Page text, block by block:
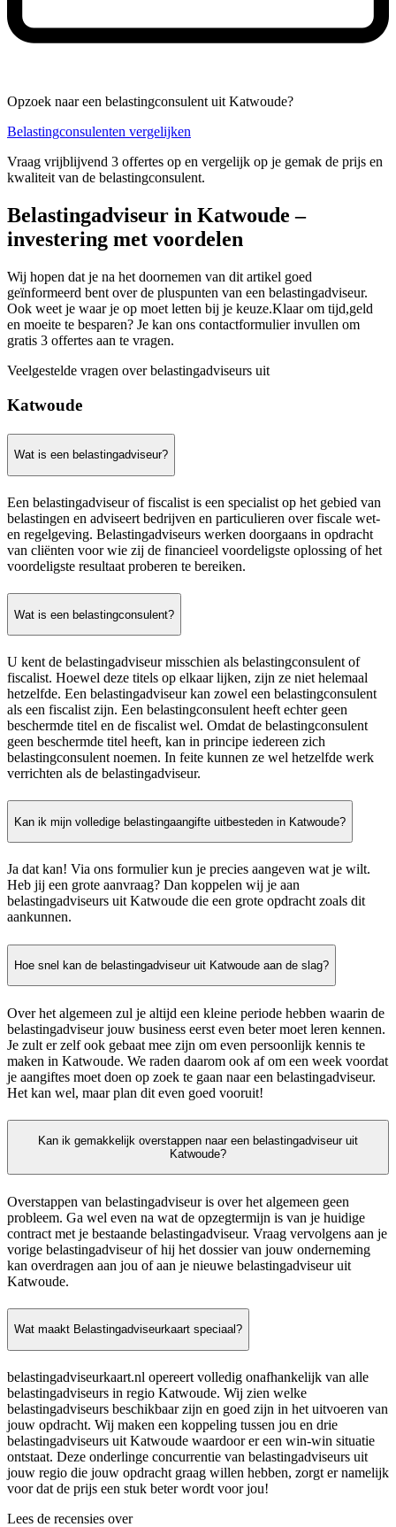
Opzoek naar een belastingconsulent uit Katwoude?
Belastingconsulenten vergelijken
Vraag vrijblijvend 3 offertes op en vergelijk op je gemak de prijs en
kwaliteit van de belastingconsulent.
Belastingadviseur in Katwoude –
investering met voordelen
Wij hopen dat je na het doornemen van dit artikel goed
geïnformeerd bent over de pluspunten van een belastingadviseur.
Ook weet je waar je op moet letten bij je keuze.Klaar om tijd,geld
en moeite te besparen? Je kan ons contactformulier invullen om
gratis 3 offertes aan te vragen.
Veelgestelde vragen over belastingadviseurs uit
Katwoude
Wat is een belastingadviseur?
Een belastingadviseur of fiscalist is een specialist op het gebied van
belastingen en adviseert bedrijven en particulieren over fiscale wet-
en regelgeving. Belastingadviseurs werken doorgaans in opdracht
van cliënten voor wie zij de financieel voordeligste oplossing of het
voordeligste resultaat proberen te bereiken.
Wat is een belastingconsulent?
U kent de belastingadviseur misschien als belastingconsulent of
fiscalist. Hoewel deze titels op elkaar lijken, zijn ze niet helemaal
hetzelfde. Een belastingadviseur kan zowel een belastingconsulent
als een fiscalist zijn. Een belastingconsulent heeft echter geen
beschermde titel en de fiscalist wel. Omdat de belastingconsulent
geen beschermde titel heeft, kan in principe iedereen zich
belastingconsulent noemen. In feite kunnen ze wel hetzelfde werk
verrichten als de belastingadviseur.
Kan ik mijn volledige belastingaangifte uitbesteden in Katwoude?
Ja dat kan! Via ons formulier kun je precies aangeven wat je wilt.
Heb jij een grote aanvraag? Dan koppelen wij je aan
belastingadviseurs uit Katwoude die een grote opdracht zoals dit
aankunnen.
Hoe snel kan de belastingadviseur uit Katwoude aan de slag?
Over het algemeen zul je altijd een kleine periode hebben waarin de
belastingadviseur jouw business eerst even beter moet leren kennen.
Je zult er zelf ook gebaat mee zijn om even persoonlijk kennis te
maken in Katwoude. We raden daarom ook af om een week voordat
je aangiftes moet doen op zoek te gaan naar een belastingadviseur.
Het kan wel, maar plan dit even goed vooruit!
Kan ik gemakkelijk overstappen naar een belastingadviseur uit
Katwoude?
Overstappen van belastingadviseur is over het algemeen geen
probleem. Ga wel even na wat de opzegtermijn is van je huidige
contract met je bestaande belastingadviseur. Vraag vervolgens aan je
vorige belastingadviseur of hij het dossier van jouw onderneming
kan overdragen aan jou of aan je nieuwe belastingadviseur uit
Katwoude.
Wat maakt Belastingadviseurkaart speciaal?
belastingadviseurkaart.nl opereert volledig onafhankelijk van alle
belastingadviseurs in regio Katwoude. Wij zien welke
belastingadviseurs beschikbaar zijn en goed zijn in het uitvoeren van
jouw opdracht. Wij maken een koppeling tussen jou en drie
belastingadviseurs uit Katwoude waardoor er een win-win situatie
ontstaat. Deze onderlinge concurrentie van belastingadviseurs uit
jouw regio die jouw opdracht graag willen hebben, zorgt er namelijk
voor dat de prijs een stuk beter wordt voor jou!
Lees de recensies over